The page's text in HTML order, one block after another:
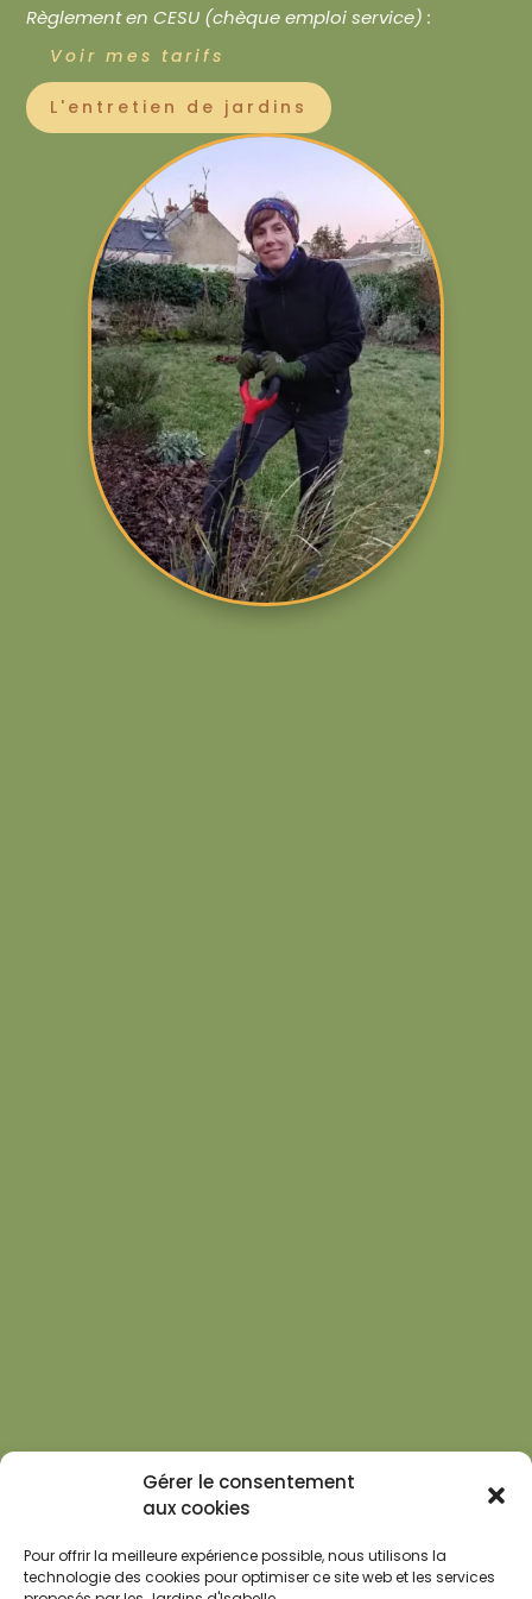
Gérer le consentement
aux cookies
Pour offrir la meilleure expérience possible, nous utilisons la
technologie des cookies pour optimiser ce site web et les services
Règlement en CESU (chèque emploi service) :
Voir mes tarifs
L'entretien de jardins